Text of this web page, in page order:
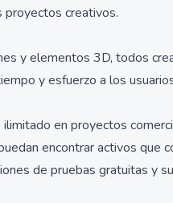
proyectos creativos.
y elementos 3D, todos
y esfuerzo a los
en proyectos
encontrar activos que
de pruebas gratuitas y